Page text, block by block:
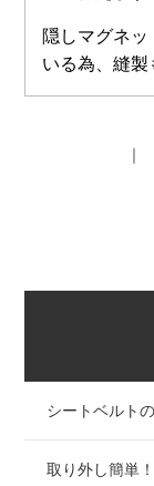
隠しマグネッ
いる為、縫製
｜
シートベルト
取り外し簡単